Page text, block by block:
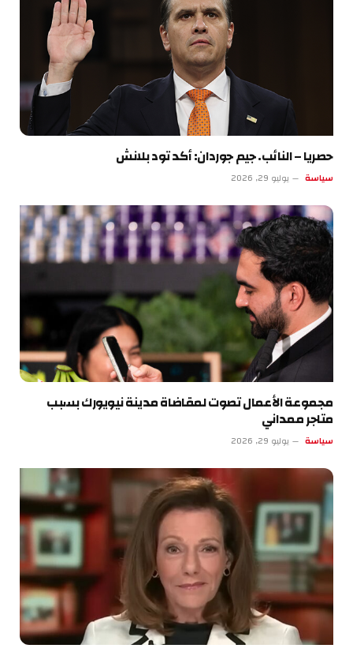
حصريا – النائب. جيم جوردان: أكد تود بلانش
سياسة يوليو 29, 2026
مجموعة الأعمال تصوت لمقاضاة مدينة نيويورك بسبب
متاجر ممداني
سياسة يوليو 29, 2026